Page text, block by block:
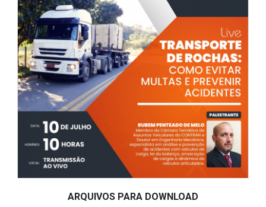
ARQUIVOS PARA DOWNLOAD